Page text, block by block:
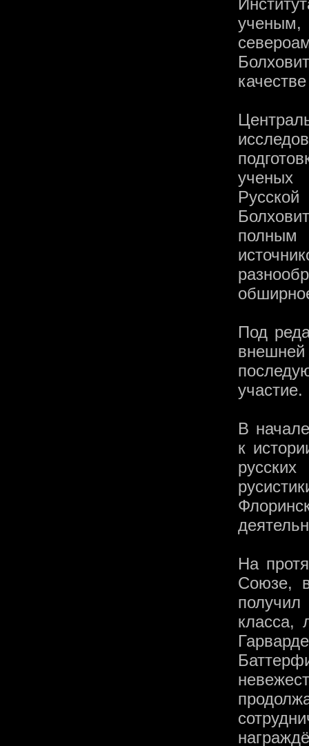
ученых
полным
Под
участие.
В
к
На
Союзе,
получил
класса,